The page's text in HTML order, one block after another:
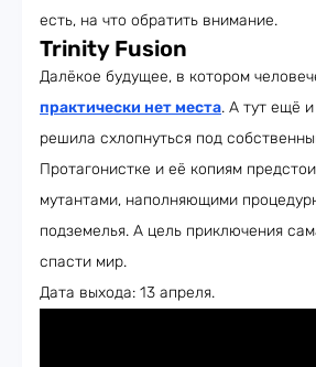
есть, на что обратить внимание.
Trinity Fusion
Далёкое будущее, в котором
практически нет места. А тут ещё
решила схлопнуться под
Протагонистке и её копиям
мутантами, наполняющими
подземелья. А цель приключения
спасти мир.
Дата выхода: 13 апреля.